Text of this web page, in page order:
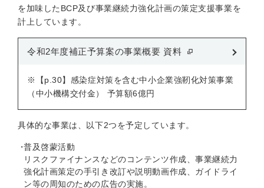
を加味したBCP及び事業継続力強化計画の策定支援事業を
計上しています。
令和2年度補正予算案の事業概要 資料
※【p.30】感染症対策を含む中小企業強靭化対策事業
（中小機構交付金） 予算額6億円
具体的な事業は、以下2つを予定しています。
普及啓蒙活動
リスクファイナンスなどのコンテンツ作成、事業継続力
強化計画策定の手引き改訂や説明動画作成、ガイドライ
ン等の周知のための広告の実施。